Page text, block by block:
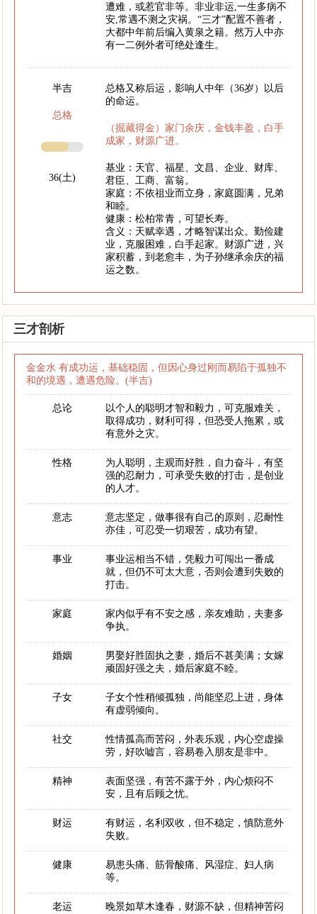
遭难，或惹官非等。非业非运,一生多病不
安,常遇不测之灾祸。“三才”配置不善者，
大都中年前后编入黄泉之籍。然万人中亦
有一二例外者可绝处逢生。
半吉
总格
36(土)
总格又称后运，影响人中年（36岁）以后
的命运。
（掘藏得金）家门余庆，金钱丰盈，白手
成家，财源广进。
基业：天官、福星、文昌、企业、财库、
君臣、工商、富翁。
家庭：不依祖业而立身，家庭圆满，兄弟
和睦。
健康：松柏常青，可望长寿。
含义：天赋幸遇，才略智谋出众。勤俭建
业，克服困难，白手起家。财源广进，兴
家积蓄，到老愈丰，为子孙继承余庆的福
运之数。
三才剖析
金金水 有成功运，基础稳固，但因心身过刚而易陷于孤独不
和的境遇，遭遇危险。(半吉)
总论
以个人的聪明才智和毅力，可克服难关，
取得成功，财利可得，但恐受人拖累，或
有意外之灾。
性格
为人聪明，主观而好胜，自力奋斗，有坚
强的忍耐力，可承受失败的打击，是创业
的人才。
意志
意志坚定，做事很有自己的原则，忍耐性
亦佳，可忍受一切艰苦，成功有望。
事业
事业运相当不错，凭毅力可闯出一番成
就，但仍不可太大意，否则会遭到失败的
打击。
家庭
家内似乎有不安之感，亲友难助，夫妻多
争执。
婚姻
男娶好胜固执之妻，婚后不甚美满；女嫁
顽固好强之夫，婚后家庭不睦。
子女
子女个性稍倾孤独，尚能坚忍上进，身体
有虚弱倾向。
社交
性情孤高而苦闷，外表乐观，内心空虚操
劳，好吹嘘言，容易卷入朋友是非中。
精神
表面坚强，有苦不露于外，内心烦闷不
安，且有后顾之忧。
财运
有财运，名利双收，但不稳定，慎防意外
失败。
健康
易患头痛、筋骨酸痛、风湿症、妇人病
等。
老运 晚景如草木逢春，财源不缺，但精神苦闷